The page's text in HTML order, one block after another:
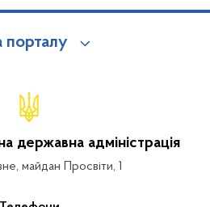
порталу
державна адміністрація
майдан Просвіти, 1